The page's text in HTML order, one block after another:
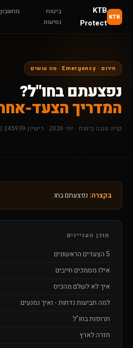
KTB
KTB
Protect
ביטוח
נסיעות
מחשבון
חירום · Emergency · מה עושים
נפצעתם בחו"ל?
המדריך הצעד-
קניה טובה ביטוח · יוני 2026 · רישיון 245939 |
בקצרה: נפצעתם בחו.
תוכן העניינים
5 הצעדים הראשונים
אילו מסמכים חייבים
איך לא לשלם מהכיס
למה תביעות נדחות - ואיך נמנעים
תרופות בחו"ל
חזרה לארץ